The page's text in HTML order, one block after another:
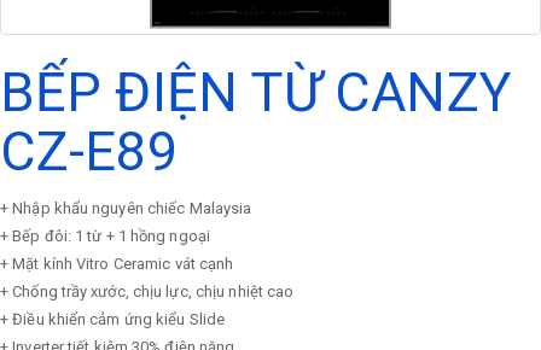
BẾP ĐIỆN TỪ CANZY
CZ-E89
+ Nhập khẩu nguyên chiếc Malaysia
+ Bếp đôi: 1 từ + 1 hồng ngoại
+ Mặt kính Vitro Ceramic vát cạnh
+ Chống trầy xước, chịu lực, chịu nhiệt cao
+ Điều khiển cảm ứng kiểu Slide